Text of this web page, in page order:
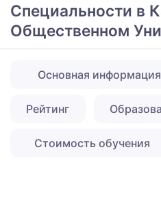
Специальности в
Общественном
Основная информация
Рейтинг
Стоимость обучения